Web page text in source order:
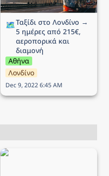
🗺️Ταξίδι στο Λονδίνο →
5 ημέρες από 215€,
αεροπορικά και
διαμονή
Αθήνα
Λονδίνο
Dec 9, 2022 6:45 AM
Aegean Black Friday Sales